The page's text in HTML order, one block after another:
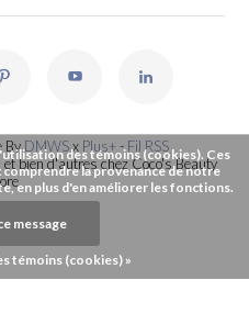
ByDMWSx Plus+-Fil RSS
bien d'autres chez Coco's Beauty
des témoins (cookies). Ces
la provenance de notre
en plus d'en améliorer les fonctions.
message
témoins (cookies) »